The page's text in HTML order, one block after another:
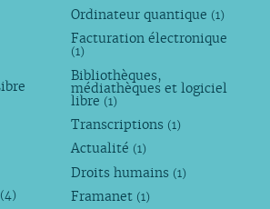
(4)
Ordinateur quantique (1)
Facturation électronique
(1)
Bibliothèques,
médiathèques et logiciel
libre (1)
Transcriptions (1)
Actualité (1)
Droits humains (1)
Framanet (1)